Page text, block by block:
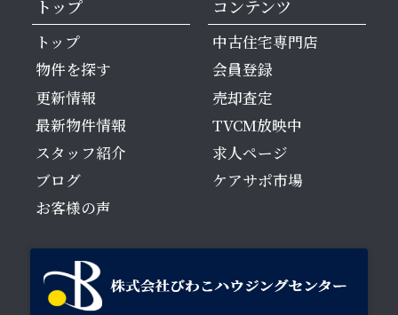
トップ
トップ
物件を探す
更新情報
最新物件情報
スタッフ紹介
ブログ
お客様の声
コンテンツ
中古住宅専門店
会員登録
売却査定
TVCM放映中
求人ページ
ケアサポ市場